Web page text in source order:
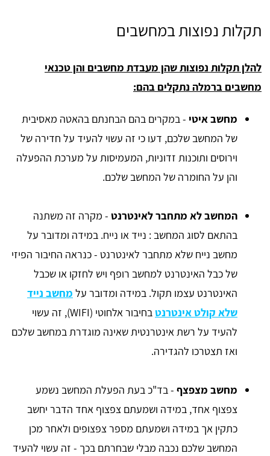
תקלות נפוצות במחשבים
להלן תקלות נפוצות שהן מעבדת מחשבים והן טכנאי
מחשבים ברמלה נתקלים בהם:
מחשב איטי - במקרים בהם הבחנתם בהאטה מאסיבית
של המחשב שלכם, דעו כי זה עשוי להעיד על חדירה של
וירוסים ותוכנות זדוניות, המעמיסות על מערכת ההפעלה
והן על החומרה של המחשב שלכם.
המחשב לא מתחבר לאינטרנט - מקרה זה משתנה
בהתאם לסוג המחשב : נייד או נייח. במידה ומדובר על
מחשב נייח שלא מתחבר לאינטרנט - כנראה החיבור הפיזי
של כבל האינטרנט למחשב רופף ויש לחזקו או שכבל
האינטרנט עצמו תקול. במידה ומדובר על מחשב נייד
שלא קולט אינטרנט
בחיבור אלחוטי (WIFI), זה עשוי
להעיד על רשת אינטרנטית שאינה מוגדרת במחשב שלכם
ואז תצטרכו להגדירה.
מחשב מצפצף - בד"כ בעת הפעלת המחשב נשמע
צפצוף אחד, במידה ושמעתם צפצוף אחד הדבר יחשב
כתקין אך במידה ושמעתם מספר צפצופים ולאחר מכן
המחשב שלכם נכבה מבלי שבחרתם בכך - זה עשוי להעיד